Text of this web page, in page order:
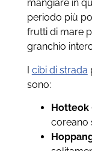
mangiare in
periodo più
frutti di mare
granchio
I cibi di strada
sono:
Hotteok
coreano